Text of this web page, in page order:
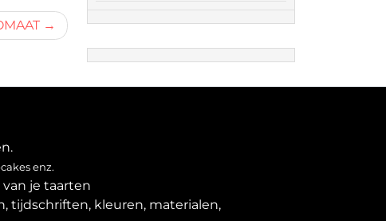
enz.
je taarten
tijdschriften, kleuren, materialen,